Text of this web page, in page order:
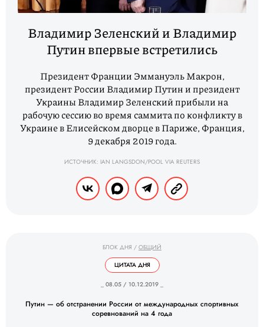
Владимир Зеленский и Владимир
Путин впервые встретились
Президент Франции Эммануэль Макрон,
президент России Владимир Путин и президент
Украины Владимир Зеленский прибыли на
рабочую сессию во время саммита по конфликту в
Украине в Елисейском дворце в Париже, Франция,
9 декабря 2019 года.
ИСТОЧНИК: IAN LANGSDON/POOL VIA REUTERS
БЛОК ДНЯ / ОБЩИЙ
ЦИТАТА ДНЯ
_ 08.05 / 10.12.2019 _
Путин — об отстранении России от международных спортивных
соревнований на 4 года